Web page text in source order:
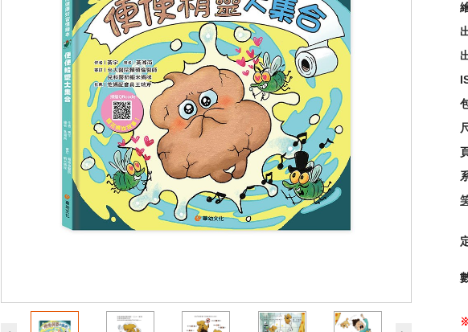
忍者兔百變磁力片【可
愛動物】
NT$795